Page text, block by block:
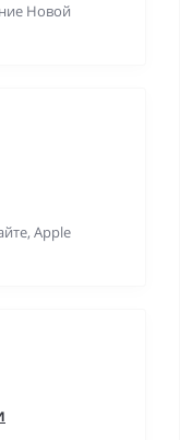
Новой
Apple